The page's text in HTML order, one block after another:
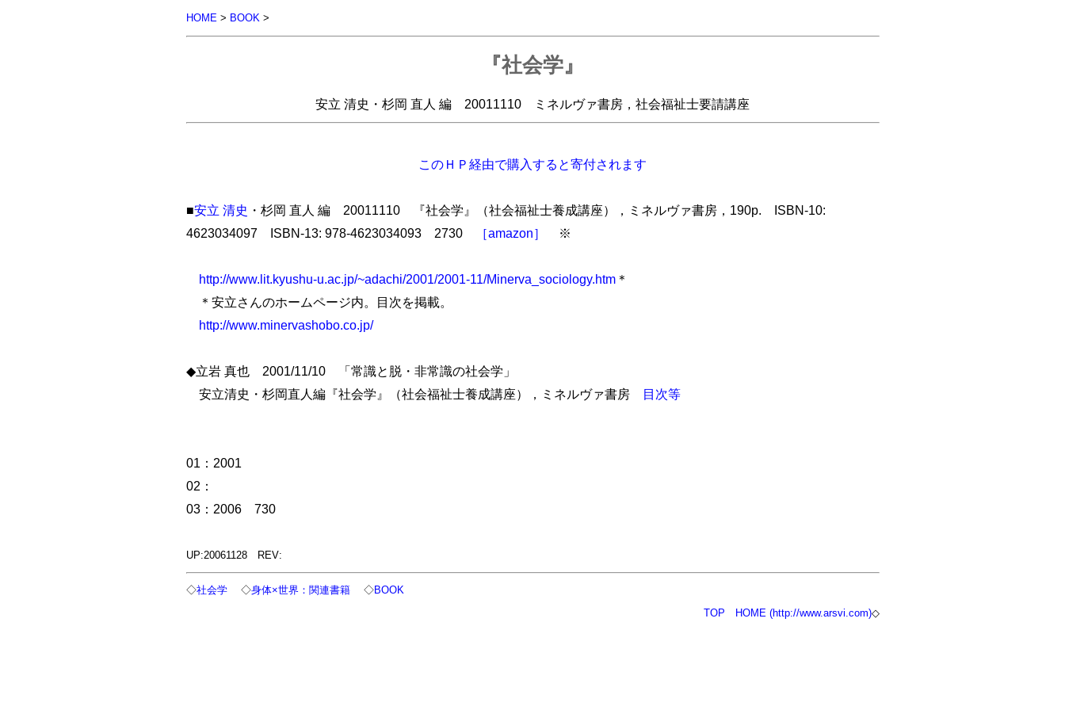
HOME> BOOK>
『社会学』
安立 清史・杉岡 直人 編 20011110 ミネルヴァ書房，社会福祉士要請講座
このＨＰ経由で購入すると寄付されます
■安立 清史 ・杉岡 直人 編 20011110 『社会学』（社会福祉士養成講座），ミネルヴァ書房，190p. ISBN-10:
4623034097 ISBN-13: 978-4623034093 2730
［amazon］ ※
http://www.lit.kyushu-u.ac.jp/~adachi/2001/2001-11/Minerva_sociology.htm＊
＊安立さんのホームページ内。目次を掲載。
http://www.minervashobo.co.jp/
◆立岩 真也 2001/11/10 「常識と脱・非常識の社会学」
安立清史・杉岡直人編『社会学』（社会福祉士養成講座），ミネルヴァ書房
目次等
01：2001
02：
03：2006 730
UP:20061128 REV:
◇社会学◇身体×世界：関連書籍◇BOOK
TOP
HOME (http://www.arsvi.com)◇